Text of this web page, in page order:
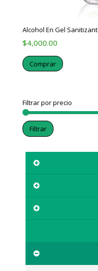
Alcohol En Gel
$4,000.00
Comprar
Filtrar por precio
Filtrar